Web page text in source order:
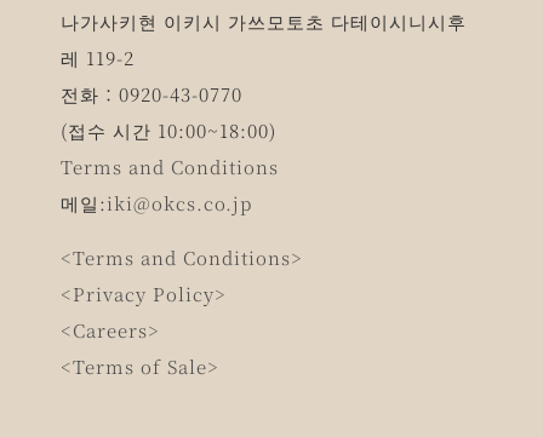
나가사키현 이키시 가쓰모토초 다테이시니시후
레 119-2
전화：0920-43-0770
(접수 시간 10:00~18:00)
Terms and Conditions
메일:iki@okcs.co.jp
<Terms and Conditions>
<Privacy Policy>
<Careers>
<Terms of Sale>